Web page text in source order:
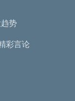
势
彩言论